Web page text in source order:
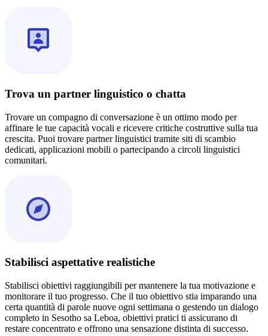
Trova un partner linguistico o chatta
Trovare un compagno di conversazione è un ottimo modo per
affinare le tue capacità vocali e ricevere critiche costruttive sulla tua
crescita. Puoi trovare partner linguistici tramite siti di scambio
dedicati, applicazioni mobili o partecipando a circoli linguistici
comunitari.
Stabilisci aspettative realistiche
Stabilisci obiettivi raggiungibili per mantenere la tua motivazione e
monitorare il tuo progresso. Che il tuo obiettivo stia imparando una
certa quantità di parole nuove ogni settimana o gestendo un dialogo
completo in Sesotho sa Leboa, obiettivi pratici ti assicurano di
restare concentrato e offrono una sensazione distinta di successo.